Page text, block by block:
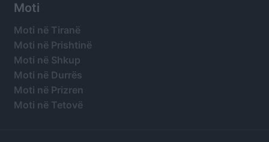
Moti
Moti në Tiranë
Moti në Prishtinë
Moti në Shkup
Moti në Durrës
Moti në Prizren
Moti në Tetovë